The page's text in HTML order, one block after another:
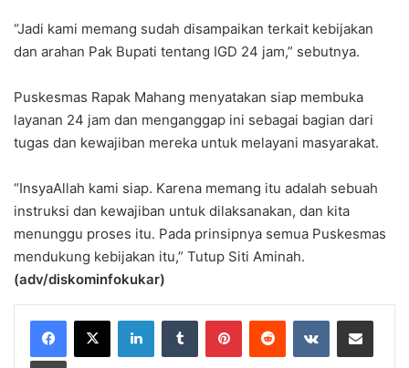
“Jadi kami memang sudah disampaikan terkait kebijakan
dan arahan Pak Bupati tentang IGD 24 jam,” sebutnya.
Puskesmas Rapak Mahang menyatakan siap membuka
layanan 24 jam dan menganggap ini sebagai bagian dari
tugas dan kewajiban mereka untuk melayani masyarakat.
“InsyaAllah kami siap. Karena memang itu adalah sebuah
instruksi dan kewajiban untuk dilaksanakan, dan kita
menunggu proses itu. Pada prinsipnya semua Puskesmas
mendukung kebijakan itu,” Tutup Siti Aminah.
(adv/diskominfokukar)
LinkedInTumblr PinterestReddit VKontakteShare via Email
Print